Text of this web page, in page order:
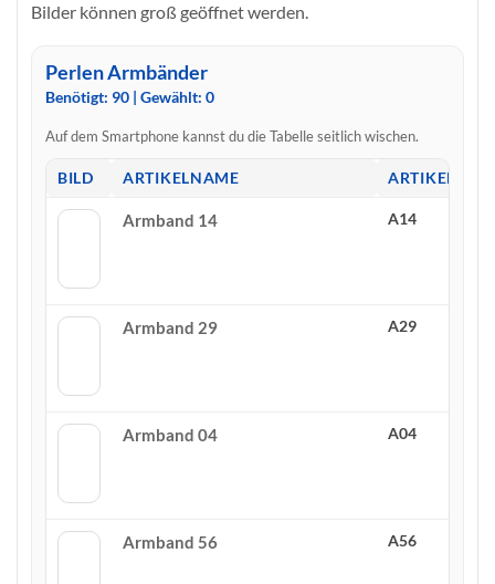
Bilder können groß geöffnet werden.
Perlen Armbänder
Benötigt: 90 | Gewählt: 0
Auf dem Smartphone kannst du die Tabelle seitlich wischen.
BILD ARTIKELNAME
Armband 14 A14
Armband 29 A29
Armband 04 A04
Armband 56 A56